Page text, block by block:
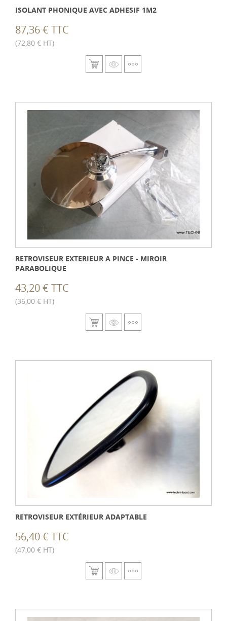
ISOLANT PHONIQUE AVEC ADHESIF 1M2
87,36 € TTC
(72,80 € HT)
RETROVISEUR EXTERIEUR A PINCE - MIROIR
PARABOLIQUE
43,20 € TTC
(36,00 € HT)
RETROVISEUR EXTÉRIEUR ADAPTABLE
56,40 € TTC
(47,00 € HT)